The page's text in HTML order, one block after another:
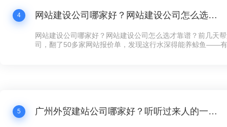
4 网站建设公司哪家好？网站建设公司怎么选才靠谱？
网站建设公司哪家好？网站建设公司怎么选才靠谱？前几天
司，翻了50多家网站报价单，发现这行水深得能养鲸鱼——
5 广州外贸建站公司哪家好？听听过来人的一点体会